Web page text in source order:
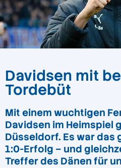
Davidsen mit
Tordebüt
Mit einem wuchtigen
Davidsen im Heimspiel
Düsseldorf. Es war das
1:0-Erfolg – und
Treffer des Dänen für